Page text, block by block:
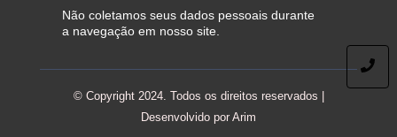
Não coletamos seus dados pessoais durante
a navegação em nosso site.
© Copyright 2024. Todos os direitos reservados |
Desenvolvido por Arim